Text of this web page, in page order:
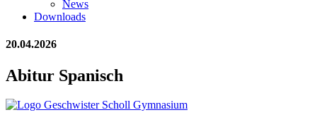
News
Downloads
20.04.2026
Abitur Spanisch